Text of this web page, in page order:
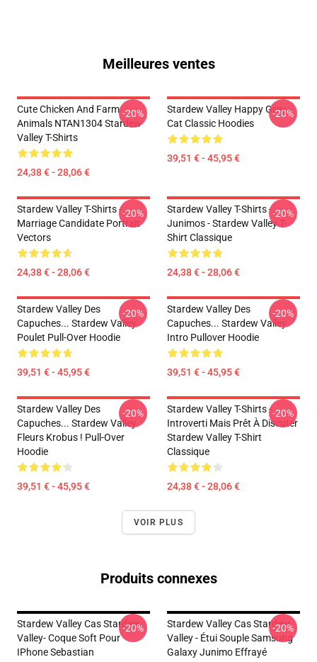
Meilleures ventes
Cute Chicken And Farm
Animals NTAN1304 Stardew
Valley T-Shirts
24,38 € - 28,06 €
-20%
Stardew Valley Happy Grey
Cat Classic Hoodies
39,51 € - 45,95 €
-20%
Stardew Valley T-Shirts -
Marriage Candidate Portrait
Vectors
24,38 € - 28,06 €
-20%
Stardew Valley T-Shirts -
Junimos - Stardew Valley T-
Shirt Classique
24,38 € - 28,06 €
-20%
Stardew Valley Des
Capuches... Stardew Valley
Poulet Pull-Over Hoodie
39,51 € - 45,95 €
-20%
Stardew Valley Des
Capuches... Stardew Valley
Intro Pullover Hoodie
39,51 € - 45,95 €
-20%
Stardew Valley Des
Capuches... Stardew Valley
Fleurs Krobus ! Pull-Over
Hoodie
39,51 € - 45,95 €
-20%
Stardew Valley T-Shirts -
Introverti Mais Prêt À Discuter
Stardew Valley T-Shirt
Classique
24,38 € - 28,06 €
-20%
VOIR PLUS
Produits connexes
Stardew Valley Cas Stardew
Valley- Coque Soft Pour
IPhone Sebastian
-20%
Stardew Valley Cas Stardew
Valley - Étui Souple Samsung
Galaxy Junimo Effrayé
-20%